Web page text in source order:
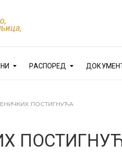
РАСПОРЕД
ПОСТИГНУЋА